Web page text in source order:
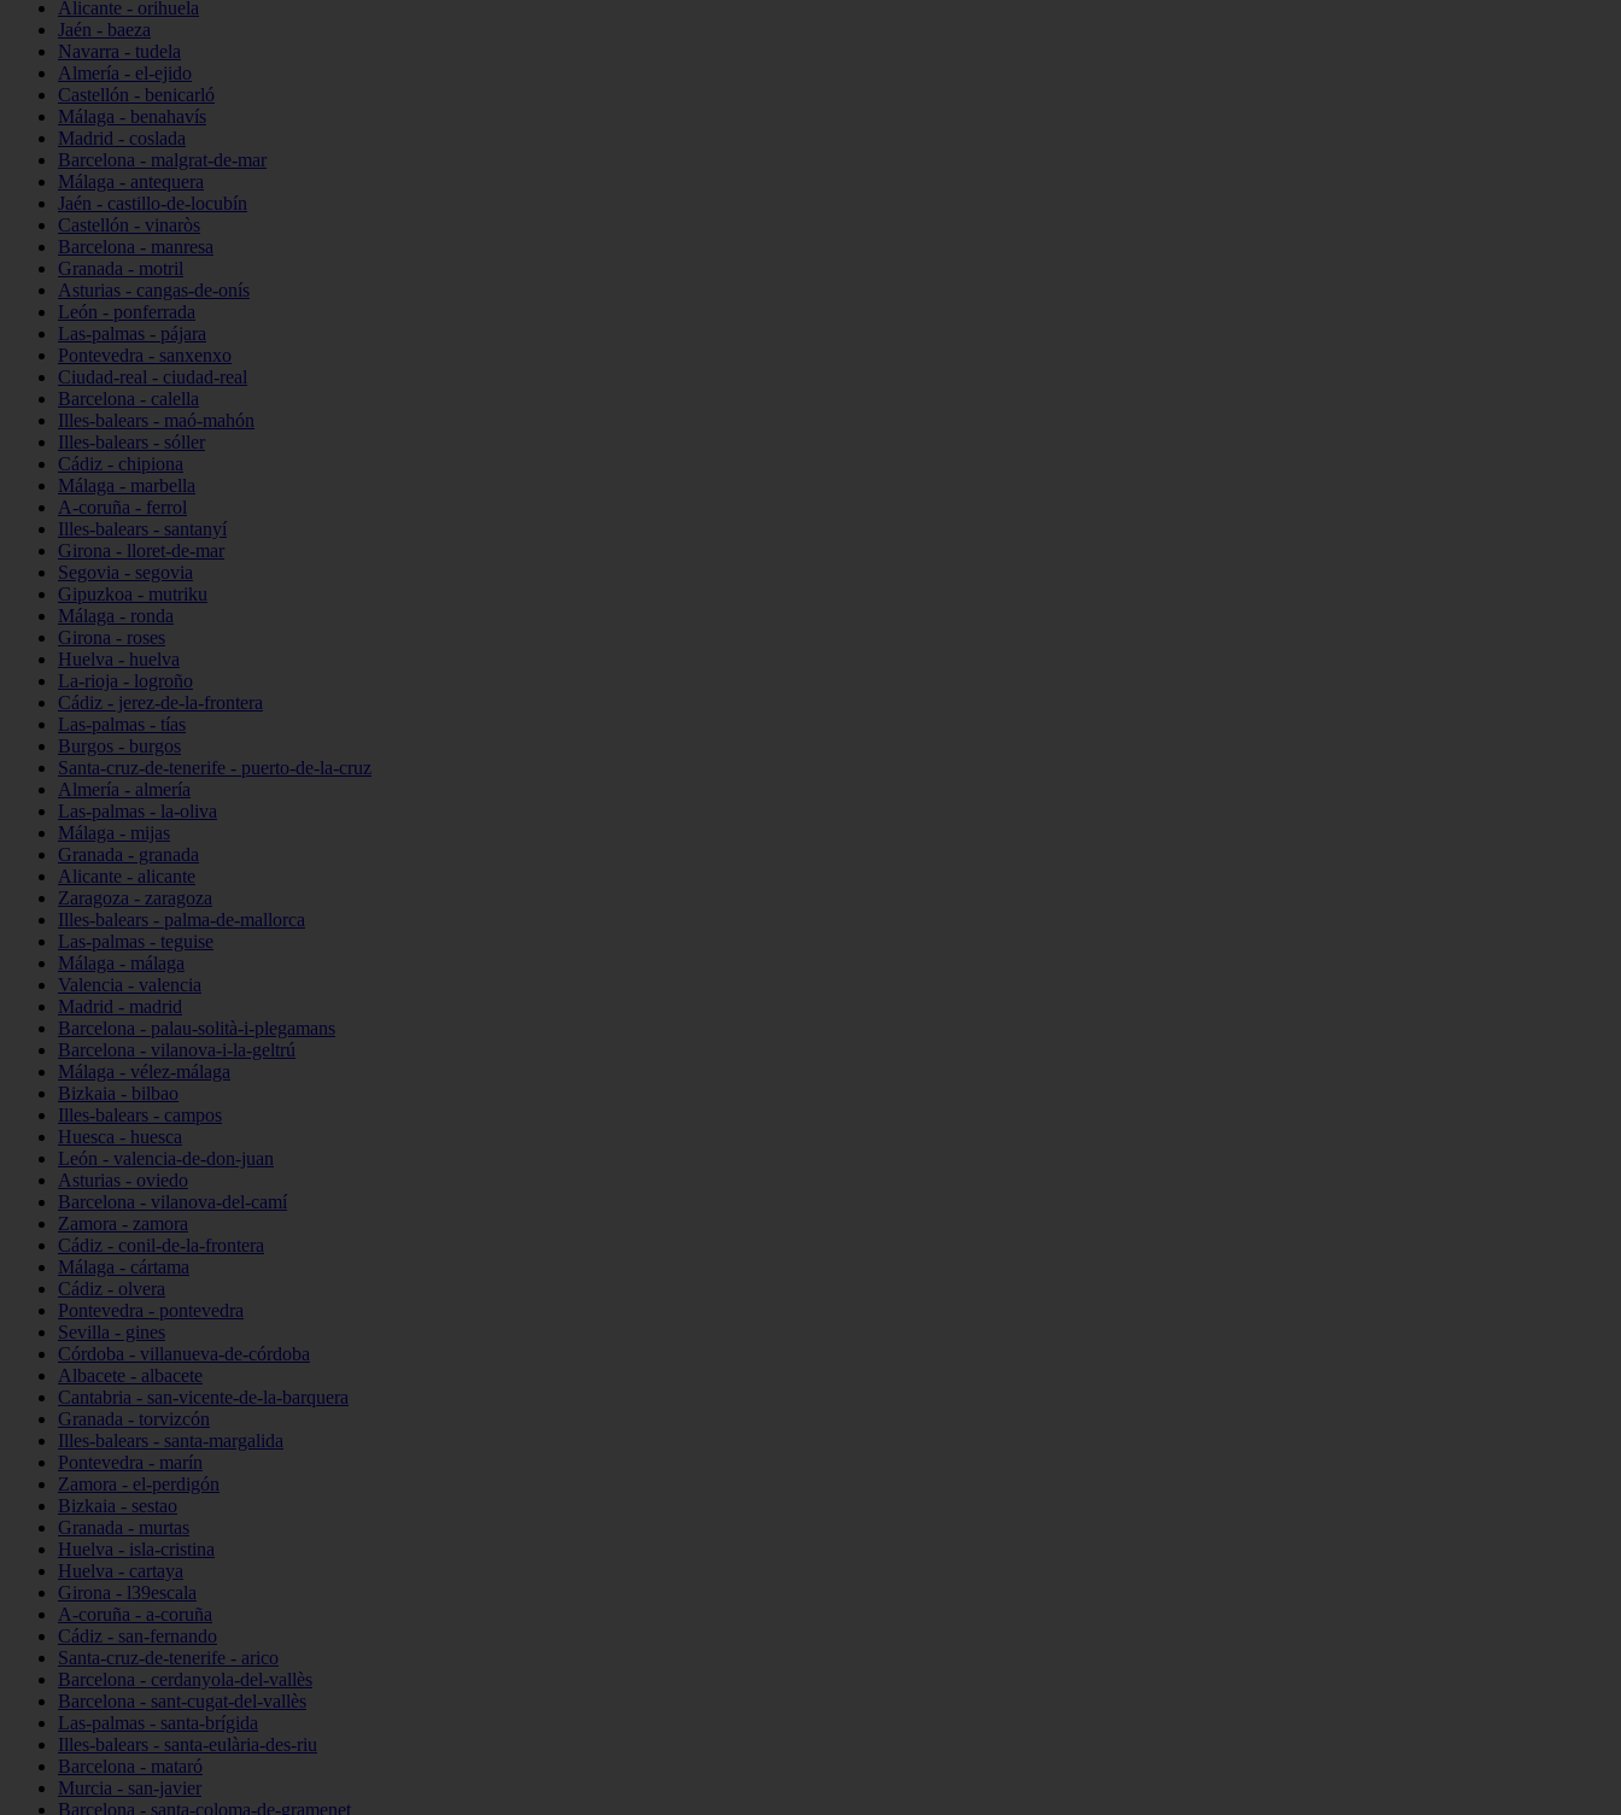
Alicante - orihuela
Jaén - baeza
Navarra - tudela
Almería - el-ejido
Castellón - benicarló
Málaga - benahavís
Madrid - coslada
Barcelona - malgrat-de-mar
Málaga - antequera
Jaén - castillo-de-locubín
Castellón - vinaròs
Barcelona - manresa
Granada - motril
Asturias - cangas-de-onís
León - ponferrada
Las-palmas - pájara
Pontevedra - sanxenxo
Ciudad-real - ciudad-real
Barcelona - calella
Illes-balears - maó-mahón
Illes-balears - sóller
Cádiz - chipiona
Málaga - marbella
A-coruña - ferrol
Illes-balears - santanyí
Girona - lloret-de-mar
Segovia - segovia
Gipuzkoa - mutriku
Málaga - ronda
Girona - roses
Huelva - huelva
La-rioja - logroño
Cádiz - jerez-de-la-frontera
Las-palmas - tías
Burgos - burgos
Santa-cruz-de-tenerife - puerto-de-la-cruz
Almería - almería
Las-palmas - la-oliva
Málaga - mijas
Granada - granada
Alicante - alicante
Zaragoza - zaragoza
Illes-balears - palma-de-mallorca
Las-palmas - teguise
Málaga - málaga
Valencia - valencia
Madrid - madrid
Barcelona - palau-solità-i-plegamans
Barcelona - vilanova-i-la-geltrú
Málaga - vélez-málaga
Bizkaia - bilbao
Illes-balears - campos
Huesca - huesca
León - valencia-de-don-juan
Asturias - oviedo
Barcelona - vilanova-del-camí
Zamora - zamora
Cádiz - conil-de-la-frontera
Málaga - cártama
Cádiz - olvera
Pontevedra - pontevedra
Sevilla - gines
Córdoba - villanueva-de-córdoba
Albacete - albacete
Cantabria - san-vicente-de-la-barquera
Granada - torvizcón
Illes-balears - santa-margalida
Pontevedra - marín
Zamora - el-perdigón
Bizkaia - sestao
Granada - murtas
Huelva - isla-cristina
Huelva - cartaya
Girona - l39escala
A-coruña - a-coruña
Cádiz - san-fernando
Santa-cruz-de-tenerife - arico
Barcelona - cerdanyola-del-vallès
Barcelona - sant-cugat-del-vallès
Las-palmas - santa-brígida
Illes-balears - santa-eulària-des-riu
Barcelona - mataró
Murcia - san-javier
Barcelona - santa-coloma-de-gramenet